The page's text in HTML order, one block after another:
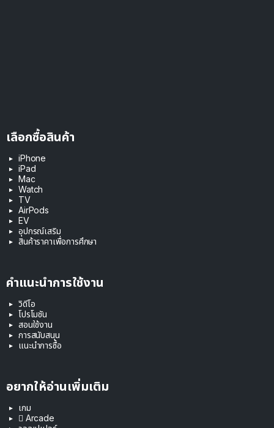
เลือกซื้อสินค้า
iPhone
iPad
Mac
Watch
TV
AirPods
EV
อุปกรณ์เสริม
สินค้าราคาเพื่อการศึกษา
คำแนะนำการใช้งาน
วิดีโอ
โปรโมชัน
สอนใช้งาน
การสนับสนุน
แนะนำการซื้อ
อยากให้อ่านเพิ่มเติม
เกม
 Arcade